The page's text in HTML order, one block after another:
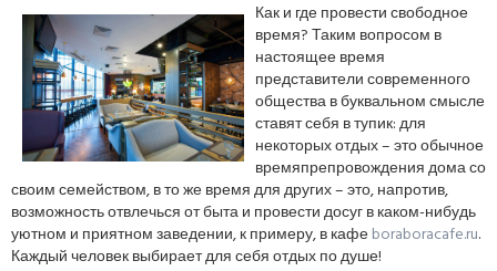
Как и где провести свободное
время? Таким вопросом в
настоящее время
представители современного
общества в буквальном смысле
ставят себя в тупик: для
некоторых отдых – это обычное
времяпрепровождения дома со
своим семейством, в то же время для других – это, напротив,
возможность отвлечься от быта и провести досуг в каком-нибудь
уютном и приятном заведении, к примеру, в кафеboraboracafe.ru.
Каждый человек выбирает для себя отдых по душе!